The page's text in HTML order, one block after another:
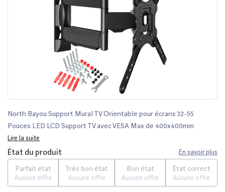
North Bayou Support Mural TV Orientable pour écrans 32-55
Pouces LED LCD Support TV avec VESA Max de 400x400mm
Capacité Max de 31,8 kg
Lire la suite
État du produit En savoir plus
Parfait état
Aucune offre
Très bon état
Aucune offre
Bon état
Aucune offre
État correct
Aucune offre